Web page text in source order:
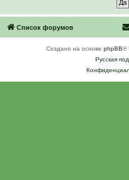
Список форумов
Создано на основе phpBB®
Русская